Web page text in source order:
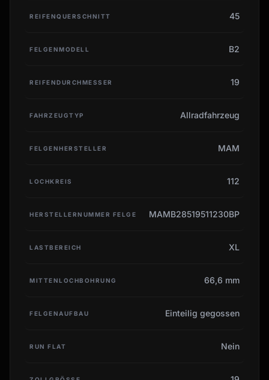
REIFENQUERSCHNITT 45
FELGENMODELL B2
REIFENDURCHMESSER 19
FAHRZEUGTYP Allradfahrzeug
FELGENHERSTELLER MAM
LOCHKREIS 112
HERSTELLERNUMMER FELGE MAMB28519511230BP
LASTBEREICH XL
MITTENLOCHBOHRUNG 66,6 mm
FELGENAUFBAU Einteilig gegossen
RUN FLAT Nein